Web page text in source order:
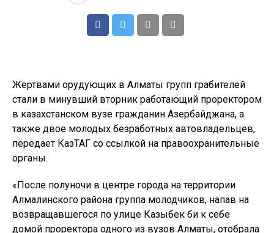
Жертвами орудующих в Алматы групп грабителей
стали в минувший вторник работающий проректором
в казахстанском вузе гражданин Азербайджана, а
также двое молодых безработных автовладельцев,
передает КазТАГ со ссылкой на правоохранительные
органы.
«После полуночи в центре города на территории
Алмалинского района группа молодчиков, напав на
возвращавшегося по улице Казыбек би к себе
домой проректора одного из вузов Алматы, отобрала